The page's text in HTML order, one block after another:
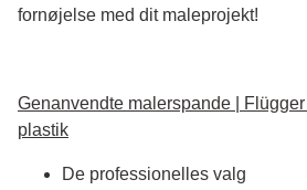
fornøjelse med dit maleprojekt!
Genanvendte malerspande |
plastik
De professionelles valg